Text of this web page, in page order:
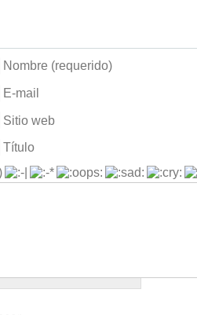
Nombre (requerido)
E-mail
Sitio web
Título